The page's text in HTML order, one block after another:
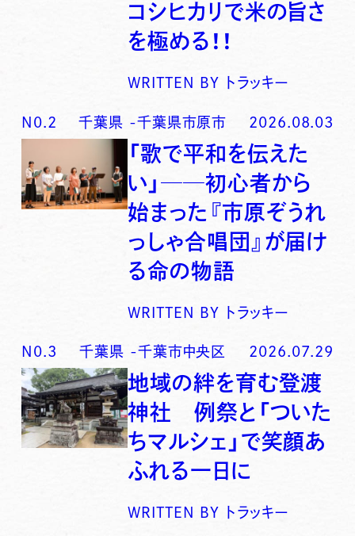
コシヒカリで米の旨さ
を極める！！
WRITTEN BY トラッキー
N0. 2 千葉県 -千葉県市原市 2026.08.03
「歌で平和を伝えた
い」──初心者から
始まった『市原ぞうれ
っしゃ合唱団』が届け
る命の物語
WRITTEN BY トラッキー
N0. 3 千葉県 -千葉市中央区 2026.07.29
地域の絆を育む登渡
神社 例祭と「ついた
ちマルシェ」で笑顔あ
ふれる一日に
WRITTEN BY トラッキー